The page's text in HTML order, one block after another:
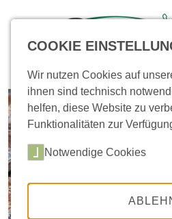
Sortiment Neuware
COOKIE
Wir nutzen Cookies auf
ihnen sind technisch
helfen, diese Website zu
Funktionalitäten zur
Notwendige Cookies